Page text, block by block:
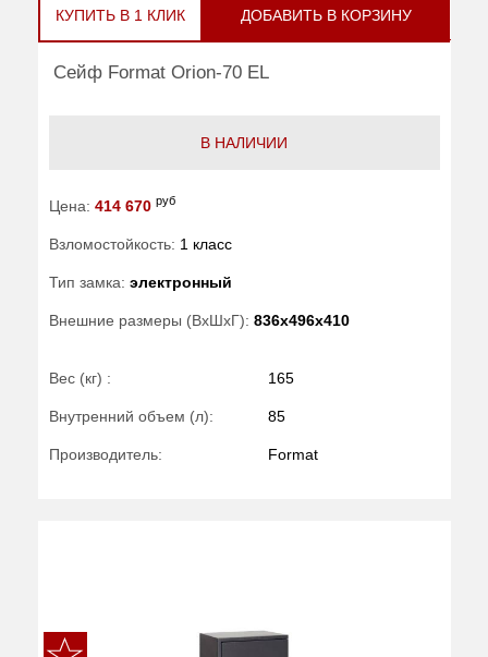
КУПИТЬ В 1 КЛИК ДОБАВИТЬ В КОРЗИНУ
Сейф Format Orion-70 EL
В НАЛИЧИИ
Цена: 414 670 руб
Взломостойкость: 1 класс
Тип замка: электронный
Внешние размеры (ВхШхГ): 836x496x410
Вес (кг) : 165
Внутренний объем (л): 85
Производитель: Format